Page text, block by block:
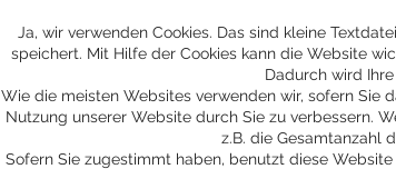
Ja, wir verwenden Cookies. Das sind kleine
speichert. Mit Hilfe der Cookies kann die Website
Dadurch wird
Wie die meisten Websites verwenden wir, sofern Sie
Nutzung unserer Website durch Sie zu verbessern.
z.B. die Gesamtanzahl
Sofern Sie zugestimmt haben, benutzt diese